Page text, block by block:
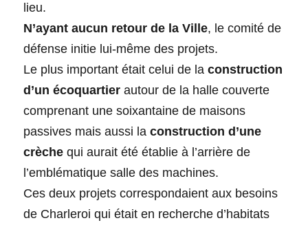
lieu.
N’ayant aucun retour de la Ville, le comité de
défense initie lui-même des projets.
Le plus important était celui de laconstruction
d’un écoquartier autour de la halle couverte
comprenant une soixantaine de maisons
passives mais aussi laconstruction d’une
crèche qui aurait été établie à l’arrière de
l’emblématique salle des machines.
Ces deux projets correspondaient aux besoins
de Charleroi qui était en recherche d’habitats